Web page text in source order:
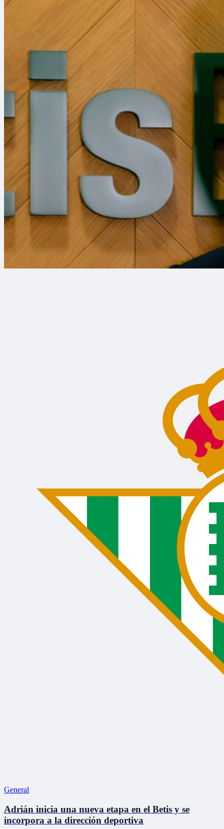
General
Adrián inicia una nueva etapa en el Betis y se
incorpora a la dirección deportiva